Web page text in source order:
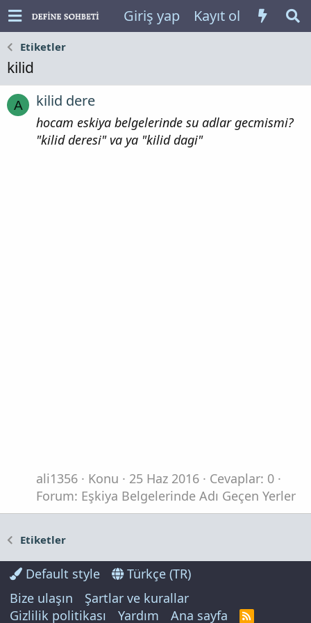
Giriş yap Kayıt ol
Etiketler
kilid
A kilid dere
hocam eskiya belgelerinde su adlar gecmismi?
"kilid deresi" va ya "kilid dagi"
ali1356 Konu 25 Haz 2016
Cevaplar: 0
Forum: Eşkiya Belgelerinde Adı Geçen Yerler
Etiketler
Default style
Türkçe (TR)
Bize ulaşın
Şartlar ve kurallar
Gizlilik politikası
Yardım Ana sayfa
R